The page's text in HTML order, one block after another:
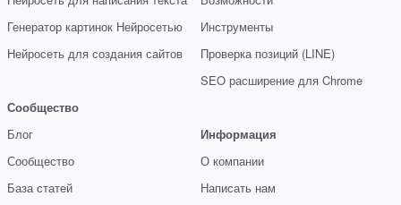
Генератор картинок Нейросетью
Нейросеть для создания сайтов
Сообщество
Блог
Сообщество
База статей
Инструменты
Проверка позиций (LINE)
SEO расширение для Chrome
Информация
О компании
Написать нам